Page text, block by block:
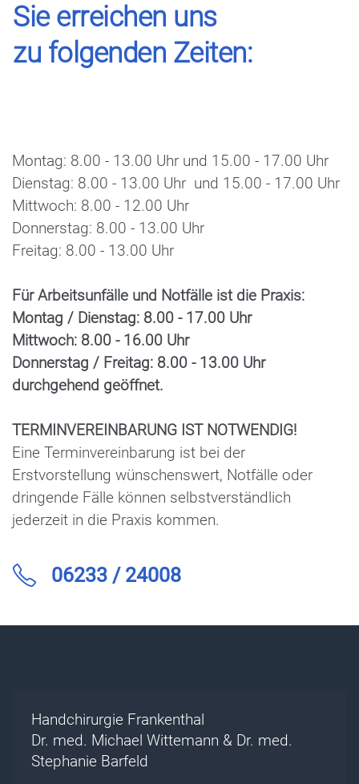
Sie erreichen uns
zu folgenden Zeiten:
Montag: 8.00 - 13.00 Uhr und 15.00 - 17.00 Uhr
Dienstag: 8.00 - 13.00 Uhr und 15.00 - 17.00 Uhr
Mittwoch: 8.00 - 12.00 Uhr
Donnerstag: 8.00 - 13.00 Uhr
Freitag: 8.00 - 13.00 Uhr
Für Arbeitsunfälle und Notfälle ist die Praxis:
Montag / Dienstag: 8.00 - 17.00 Uhr
Mittwoch: 8.00 - 16.00 Uhr
Donnerstag / Freitag: 8.00 - 13.00 Uhr
durchgehend geöffnet.
TERMINVEREINBARUNG IST NOTWENDIG!
Eine Terminvereinbarung ist bei der
Erstvorstellung wünschenswert, Notfälle oder
dringende Fälle können selbstverständlich
jederzeit in die Praxis kommen.
06233 / 24008
Handchirurgie Frankenthal
Dr. med. Michael Wittemann & Dr. med.
Stephanie Barfeld